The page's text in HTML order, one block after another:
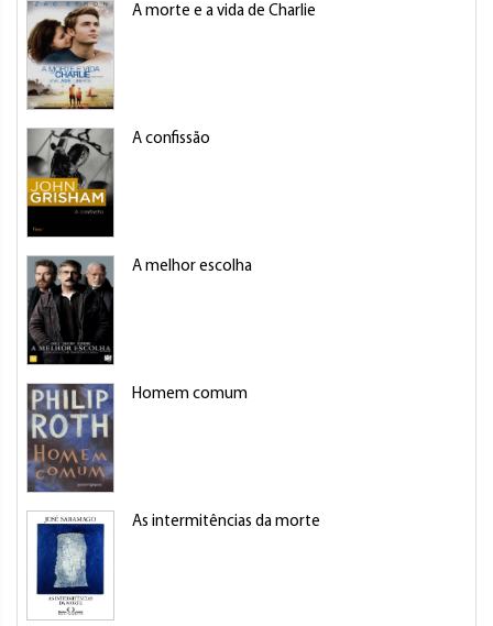
A morte e a vida de Charlie
A confissão
A melhor escolha
Homem comum
As intermitências da morte